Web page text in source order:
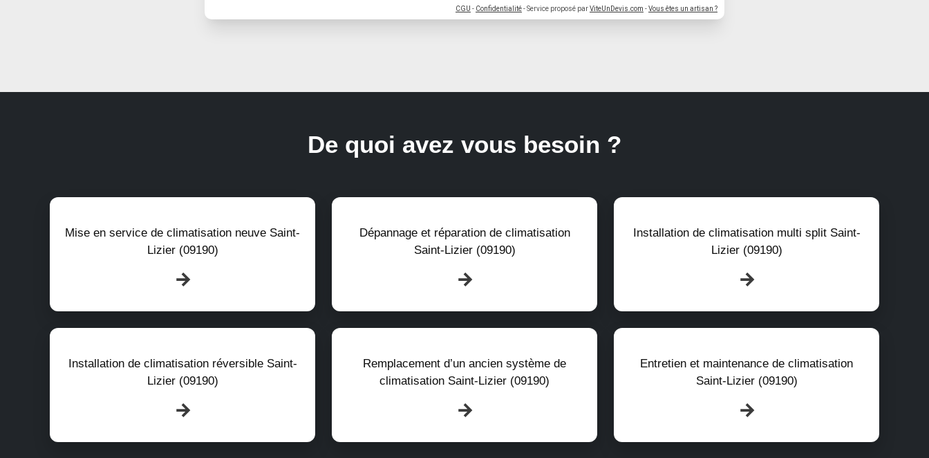
CGU - Confidentialité- Service proposé parViteUnDevis.com -Vous êtes un artisan ?
De quoi avez vous besoin ?
Mise en service de climatisation neuve Saint-
Lizier (09190)
Dépannage et réparation de climatisation
Saint-Lizier (09190)
Installation de climatisation multi split Saint-
Lizier (09190)
Installation de climatisation réversible Saint-
Lizier (09190)
Remplacement d’un ancien système de
climatisation Saint-Lizier (09190)
Entretien et maintenance de climatisation
Saint-Lizier (09190)